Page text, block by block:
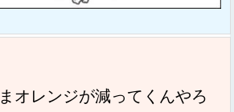
オレンジが減ってくんやろ